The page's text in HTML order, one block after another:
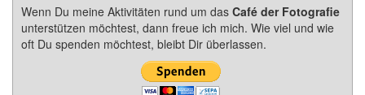
Wenn Du meine Aktivitäten rund um das Café der Fotografie
unterstützen möchtest, dann freue ich mich. Wie viel und wie
oft Du spenden möchtest, bleibt Dir überlassen.